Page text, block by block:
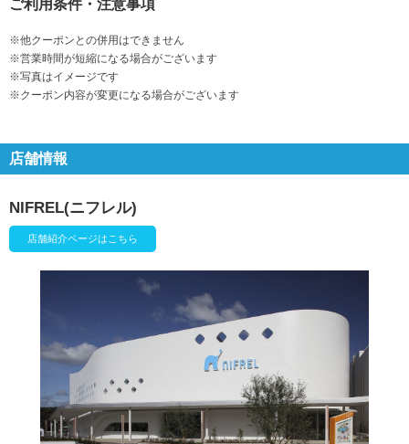
ご利用条件・注意事項
※他クーポンとの併用はできません
※営業時間が短縮になる場合がございます
※写真はイメージです
※クーポン内容が変更になる場合がございます
店舗情報
NIFREL(ニフレル)
店舗紹介ページはこちら